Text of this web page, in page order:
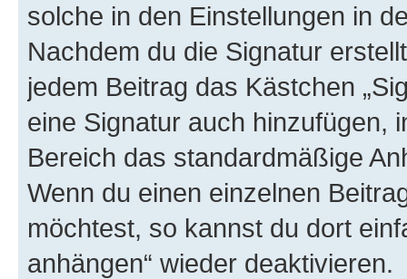
solche in den Einstellungen in
Nachdem du die Signatur
jedem Beitrag das Kästchen
eine Signatur auch hinzufügen,
Bereich das standardmäßige
Wenn du einen einzelnen
möchtest, so kannst du dort
anhängen“ wieder deaktivieren.